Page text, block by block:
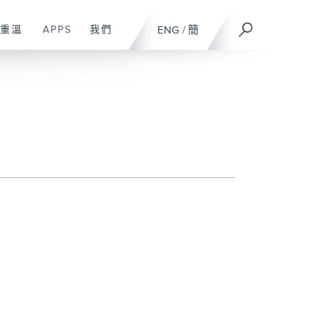
ENG / 簡
重溫 APPS 我們